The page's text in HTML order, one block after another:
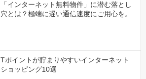
「インターネット無料物件」に潜む落とし
穴とは？極端に遅い通信速度にご用心を。
Tポイントが貯まりやすいインターネット
ショッピング10選